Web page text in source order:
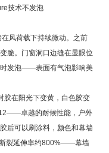
技术不发泡
风荷载下持续微动。之前
脆。门窗洞口边缝在显眼位
发泡——表面有气泡影响美
在阳光下变黄，白色胶变
卓越的耐候性能，户外
后可以刷涂料，颜色和幕墙
裂延伸率约800%——幕墙